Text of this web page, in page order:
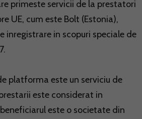
primeste servicii de la prestatori
UE, cum este Bolt (Estonia),
inregistrare in scopuri speciale de
platforma este un serviciu de
este considerat in
este o societate din